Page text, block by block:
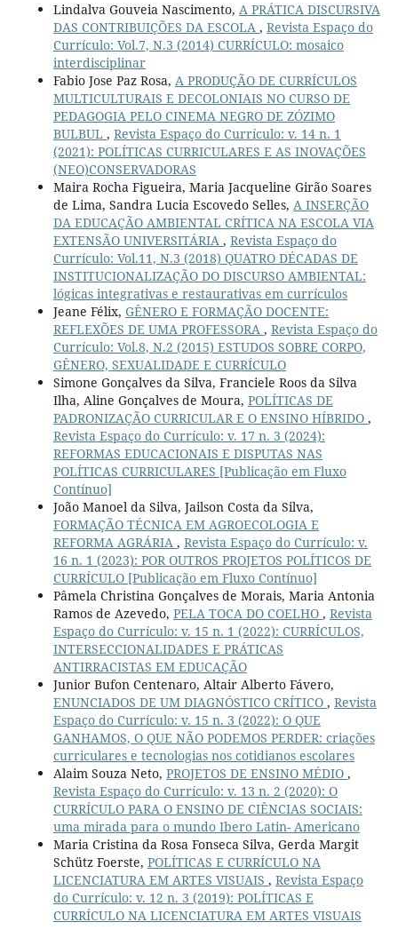
Lindalva Gouveia Nascimento, A PRÁTICA DISCURSIVA
DAS CONTRIBUIÇÕES DA ESCOLA , Revista Espaço do
Currículo: Vol.7, N.3 (2014) CURRÍCULO: mosaico
interdisciplinar
Fabio Jose Paz Rosa, A PRODUÇÃO DE CURRÍCULOS
MULTICULTURAIS E DECOLONIAIS NO CURSO DE
PEDAGOGIA PELO CINEMA NEGRO DE ZÓZIMO
BULBUL , Revista Espaço do Currículo: v. 14 n. 1
(2021): POLÍTICAS CURRICULARES E AS INOVAÇÕES
(NEO)CONSERVADORAS
Maira Rocha Figueira, Maria Jacqueline Girão Soares
de Lima, Sandra Lucia Escovedo Selles, A INSERÇÃO
DA EDUCAÇÃO AMBIENTAL CRÍTICA NA ESCOLA VIA
EXTENSÃO UNIVERSITÁRIA , Revista Espaço do
Currículo: Vol.11, N.3 (2018) QUATRO DÉCADAS DE
INSTITUCIONALIZAÇÃO DO DISCURSO AMBIENTAL:
lógicas integrativas e restaurativas em currículos
Jeane Félix, GÊNERO E FORMAÇÃO DOCENTE:
REFLEXÕES DE UMA PROFESSORA , Revista Espaço do
Currículo: Vol.8, N.2 (2015) ESTUDOS SOBRE CORPO,
GÊNERO, SEXUALIDADE E CURRÍCULO
Simone Gonçalves da Silva, Franciele Roos da Silva
Ilha, Aline Gonçalves de Moura, POLÍTICAS DE
PADRONIZAÇÃO CURRICULAR E O ENSINO HÍBRIDO ,
Revista Espaço do Currículo: v. 17 n. 3 (2024):
REFORMAS EDUCACIONAIS E DISPUTAS NAS
POLÍTICAS CURRICULARES [Publicação em Fluxo
Contínuo]
João Manoel da Silva, Jailson Costa da Silva,
FORMAÇÃO TÉCNICA EM AGROECOLOGIA E
REFORMA AGRÁRIA , Revista Espaço do Currículo: v.
16 n. 1 (2023): POR OUTROS PROJETOS POLÍTICOS DE
CURRÍCULO [Publicação em Fluxo Contínuo]
Pâmela Christina Gonçalves de Morais, Maria Antonia
Ramos de Azevedo, PELA TOCA DO COELHO , Revista
Espaço do Currículo: v. 15 n. 1 (2022): CURRÍCULOS,
INTERSECCIONALIDADES E PRÁTICAS
ANTIRRACISTAS EM EDUCAÇÃO
Junior Bufon Centenaro, Altair Alberto Fávero,
ENUNCIADOS DE UM DIAGNÓSTICO CRÍTICO , Revista
Espaço do Currículo: v. 15 n. 3 (2022): O QUE
GANHAMOS, O QUE NÃO PODEMOS PERDER: criações
curriculares e tecnologias nos cotidianos escolares
Alaim Souza Neto, PROJETOS DE ENSINO MÉDIO ,
Revista Espaço do Currículo: v. 13 n. 2 (2020): O
CURRÍCULO PARA O ENSINO DE CIÊNCIAS SOCIAIS:
uma mirada para o mundo Ibero Latin- Americano
Maria Cristina da Rosa Fonseca Silva, Gerda Margit
Schütz Foerste, POLÍTICAS E CURRÍCULO NA
LICENCIATURA EM ARTES VISUAIS , Revista Espaço
do Currículo: v. 12 n. 3 (2019): POLÍTICAS E
CURRÍCULO NA LICENCIATURA EM ARTES VISUAIS